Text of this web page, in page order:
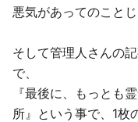
悪気があってのことじ
そして管理人さんの
で、
『最後に、もっとも
所』という事で、1枚